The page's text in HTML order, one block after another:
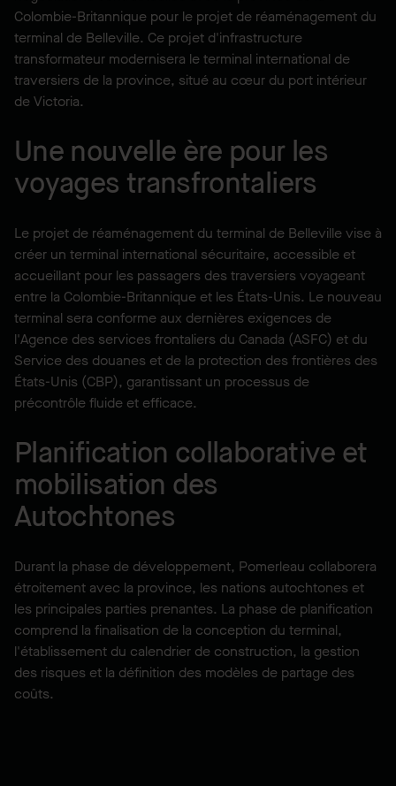
Colombie-Britannique pour le projet de réaménagement du
terminal de Belleville. Ce projet d'infrastructure
transformateur modernisera le terminal international de
traversiers de la province, situé au cœur du port intérieur
de Victoria.
Une nouvelle ère pour les
voyages transfrontaliers
Le projet de réaménagement du terminal de Belleville vise à
créer un terminal international sécuritaire, accessible et
accueillant pour les passagers des traversiers voyageant
entre la Colombie-Britannique et les États-Unis. Le nouveau
terminal sera conforme aux dernières exigences de
l'Agence des services frontaliers du Canada (ASFC) et du
Service des douanes et de la protection des frontières des
États-Unis (CBP), garantissant un processus de
précontrôle fluide et efficace.
Planification collaborative et
mobilisation des
Autochtones
Durant la phase de développement, Pomerleau collaborera
étroitement avec la province, les nations autochtones et
les principales parties prenantes. La phase de planification
comprend la finalisation de la conception du terminal,
l'établissement du calendrier de construction, la gestion
des risques et la définition des modèles de partage des
coûts.